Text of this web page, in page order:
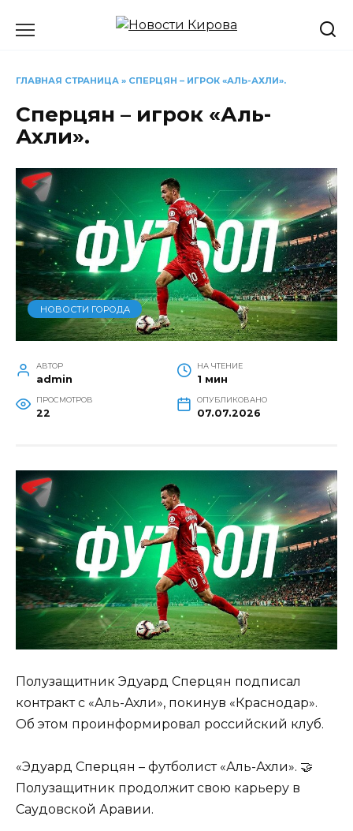
ГЛАВНАЯ СТРАНИЦА » СПЕРЦЯН – ИГРОК «АЛЬ-АХЛИ».
Сперцян – игрок «Аль-
Ахли».
НОВОСТИ ГОРОДА
АВТОР
admin
НА ЧТЕНИЕ
1 мин
ПРОСМОТРОВ
22
ОПУБЛИКОВАНО
07.07.2026
Полузащитник Эдуард Сперцян подписал
контракт с «Аль-Ахли», покинув «Краснодар».
Об этом проинформировал российский клуб.
«Эдуард Сперцян – футболист «Аль-Ахли». 🤝
Полузащитник продолжит свою карьеру в
Саудовской Аравии.